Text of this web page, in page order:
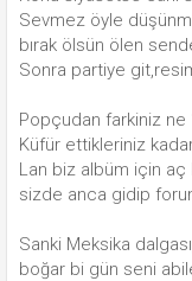
Sevmez öyle
bırak ölsün ölen
Sonra partiye
Popçudan farkiniz ne
Küfür ettikleriniz
Lan biz albüm için aç
sizde anca gidip
Sanki Meksika
boğar bi gün seni